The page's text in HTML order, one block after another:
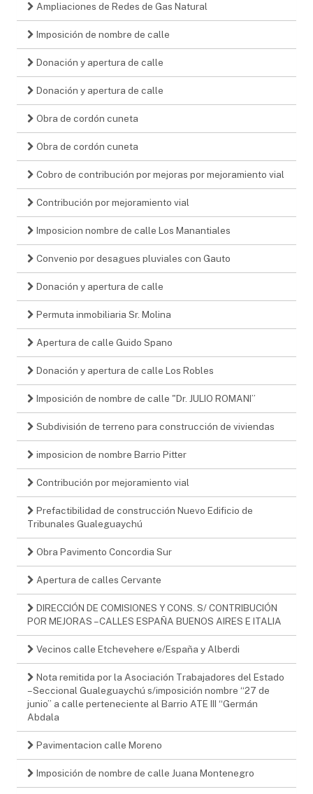
Ampliaciones de Redes de Gas Natural
Imposición de nombre de calle
Donación y apertura de calle
Donación y apertura de calle
Obra de cordón cuneta
Obra de cordón cuneta
Cobro de contribución por mejoras por mejoramiento vial
Contribución por mejoramiento vial
Imposicion nombre de calle Los Manantiales
Convenio por desagues pluviales con Gauto
Donación y apertura de calle
Permuta inmobiliaria Sr. Molina
Apertura de calle Guido Spano
Donación y apertura de calle Los Robles
Imposición de nombre de calle "Dr. JULIO ROMANI”
Subdivisión de terreno para construcción de viviendas
imposicion de nombre Barrio Pitter
Contribución por mejoramiento vial
Prefactibilidad de construcción Nuevo Edificio de
Tribunales Gualeguaychú
Obra Pavimento Concordia Sur
Apertura de calles Cervante
DIRECCIÓN DE COMISIONES Y CONS. S/ CONTRIBUCIÓN
POR MEJORAS – CALLES ESPAÑA BUENOS AIRES E ITALIA
Vecinos calle Etchevehere e/España y Alberdi
Nota remitida por la Asociación Trabajadores del Estado
– Seccional Gualeguaychú s/imposición nombre “27 de
junio” a calle perteneciente al Barrio ATE III “Germán
Abdala
Pavimentacion calle Moreno
Imposición de nombre de calle Juana Montenegro